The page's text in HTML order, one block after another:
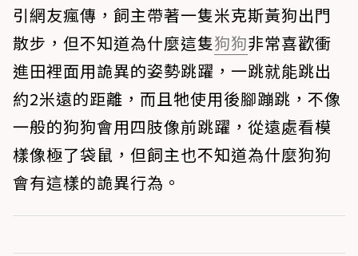
引網友瘋傳，飼主帶著一隻米克斯黃狗出門
散步，但不知道為什麼這隻狗狗非常喜歡衝
進田裡面用詭異的姿勢跳躍，一跳就能跳出
約2米遠的距離，而且牠使用後腳蹦跳，不像
一般的狗狗會用四肢像前跳躍，從遠處看模
樣像極了袋鼠，但飼主也不知道為什麼狗狗
會有這樣的詭異行為。